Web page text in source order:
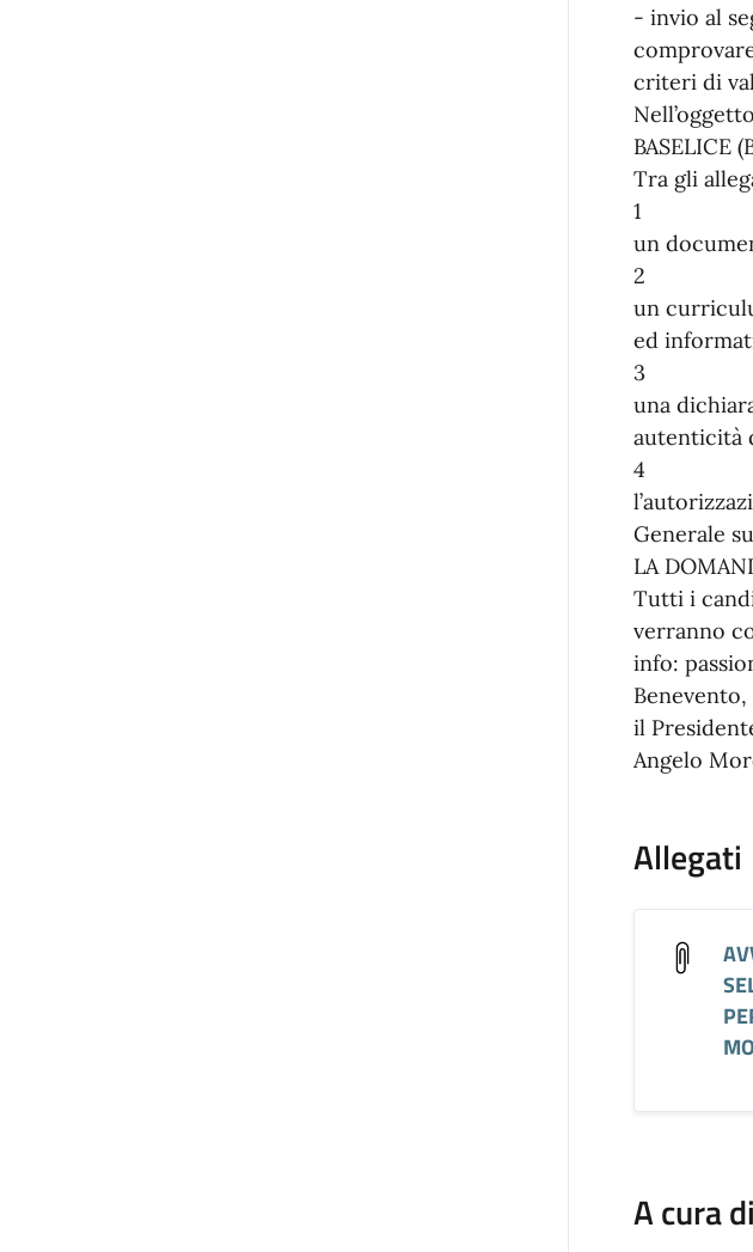
- invio al
criteri di
BASELICE
Tra gli
1
un
2
un
ed
3
una
autenticità
4
Generale
LA
Tutti i
verranno
info:
Benevento,
il
Angelo
Allegati
A cura di